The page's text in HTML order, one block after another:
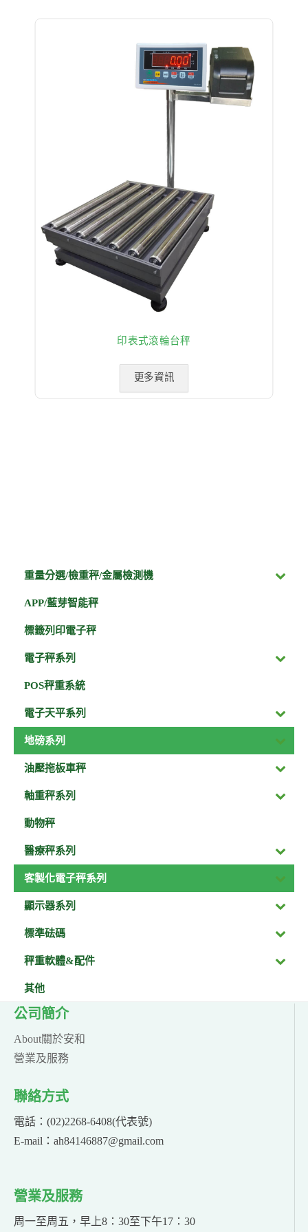
印表式滾輪台秤
更多資訊
重量分選/檢重秤/金屬檢測機
APP/藍芽智能秤
標籤列印電子秤
電子秤系列
POS秤重系統
電子天平系列
地磅系列
油壓拖板車秤
軸重秤系列
動物秤
醫療秤系列
客製化電子秤系列
顯示器系列
標準砝碼
秤重軟體&配件
其他
公司簡介
About關於安和
營業及服務
聯絡方式
電話：(02)2268-6408(代表號)
E-mail：ah84146887@gmail.com
營業及服務
周一至周五，早上8：30至下午17：30